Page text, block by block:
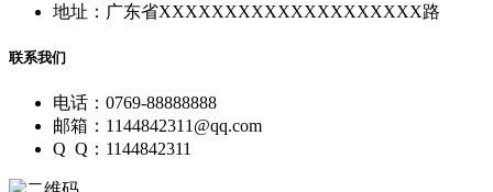
地址：广东省XXXXXXXXXXXXXXXXXXXX路
联系我们
电话：0769-88888888
邮箱：1144842311@qq.com
Q Q：1144842311